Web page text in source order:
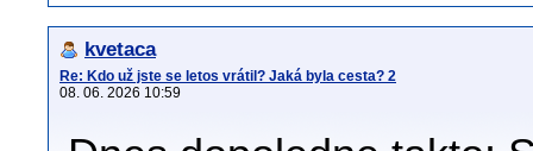
kvetaca
Re: Kdo už jste se letos vrátil? Jaká byla cesta? 2
08. 06. 2026 10:59